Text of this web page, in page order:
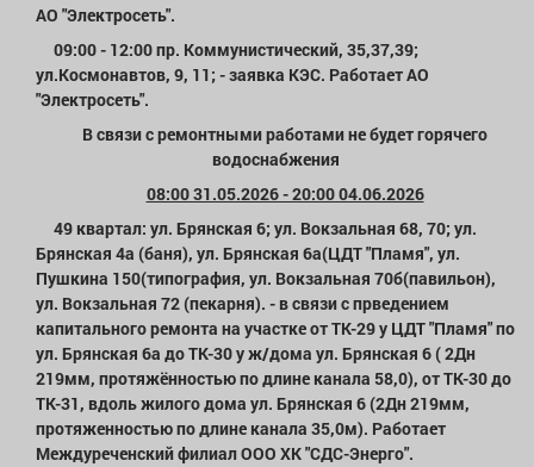
АО "Электросеть".
09:00 - 12:00 пр. Коммунистический, 35,37,39;
ул.Космонавтов, 9, 11; - заявка КЭС. Работает АО
"Электросеть".
В связи с ремонтными работами не будет горячего
водоснабжения
08:00 31.05.2026 - 20:00 04.06.2026
49 квартал: ул. Брянская 6; ул. Вокзальная 68, 70; ул.
Брянская 4а (баня), ул. Брянская 6а(ЦДТ "Пламя", ул.
Пушкина 150(типография, ул. Вокзальная 70б(павильон),
ул. Вокзальная 72 (пекарня). - в связи с прведением
капитального ремонта на участке от ТК-29 у ЦДТ "Пламя" по
ул. Брянская 6а до ТК-30 у ж/дома ул. Брянская 6 ( 2Дн
219мм, протяжённостью по длине канала 58,0), от ТК-30 до
ТК-31, вдоль жилого дома ул. Брянская 6 (2Дн 219мм,
протяженностью по длине канала 35,0м). Работает
Междуреченский филиал ООО ХК "СДС-Энерго".